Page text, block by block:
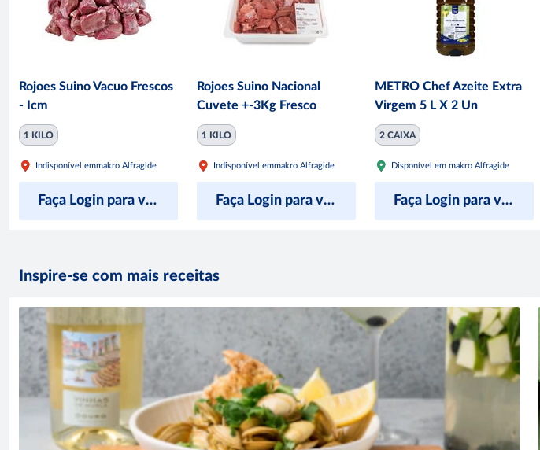
Rojoes Suino Vacuo Frescos
- Icm
1 KILO
Indisponível emmakro Alfragide
Faça Login para ver preço
Rojoes Suino Nacional
Cuvete +-3Kg Fresco
1 KILO
Indisponível emmakro Alfragide
Faça Login para ver preço
METRO Chef Azeite Extra
Virgem 5 L X 2 Un
2 CAIXA
Disponível em makro Alfragide
Faça Login para ver preço
Inspire-se com mais receitas